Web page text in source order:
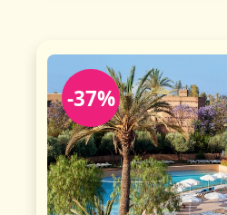
-37%